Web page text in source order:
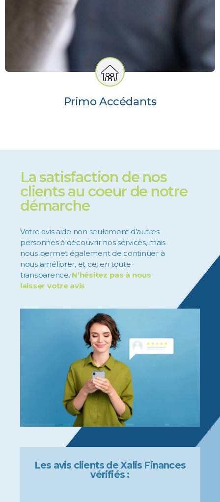
Primo Accédants
La satisfaction de nos
clients au coeur de notre
démarche
Votre avis aide non seulement d’autres
personnes à découvrir nos services, mais
nous permet également de continuer à
nous améliorer, et ce, en toute
transparence. N’hésitez pas à nous
laisser votre avis
Les avis clients de Xalis Finances
vérifiés :